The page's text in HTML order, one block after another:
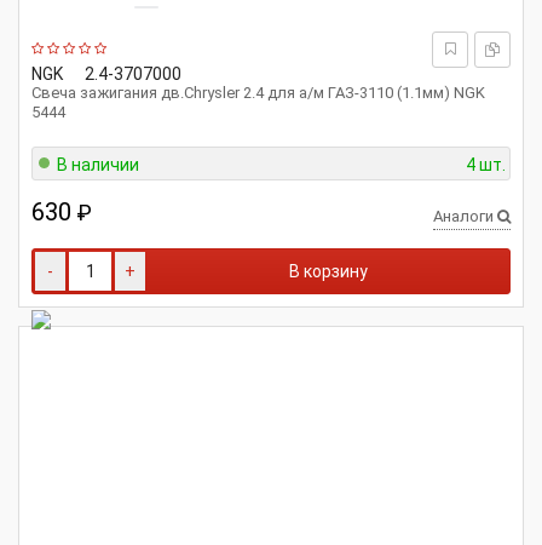
NGK 2.4-3707000
Свеча зажигания дв.Chrysler 2.4 для а/м ГАЗ-3110 (1.1мм) NGK
5444
В наличии 4 шт.
630 ₽ Аналоги
- + В корзину